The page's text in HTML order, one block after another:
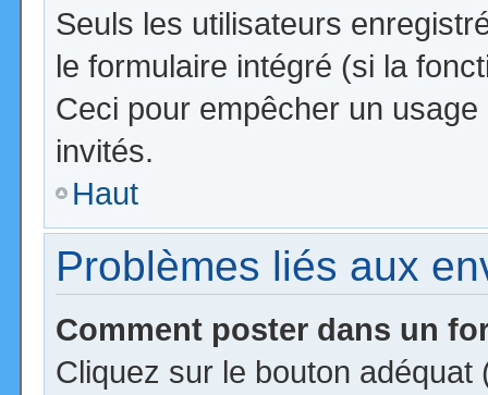
Seuls les utilisateurs
le formulaire intégré (si la
Ceci pour empêcher un
invités.
Haut
Problèmes liés aux
Comment poster dans un
Cliquez sur le bouton